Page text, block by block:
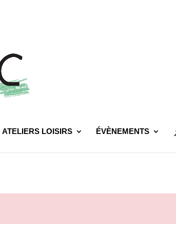
ATELIERS LOISIRS ÉVÈNEMENTS